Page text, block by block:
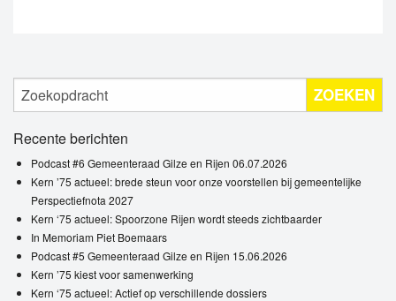
ZOEKEN
Recente berichten
Podcast #6 Gemeenteraad Gilze en Rijen 06.07.2026
Kern ’75 actueel: brede steun voor onze voorstellen bij gemeentelijke
Perspectiefnota 2027
Kern ‘75 actueel: Spoorzone Rijen wordt steeds zichtbaarder
In Memoriam Piet Boemaars
Podcast #5 Gemeenteraad Gilze en Rijen 15.06.2026
Kern ’75 kiest voor samenwerking
Kern ‘75 actueel: Actief op verschillende dossiers